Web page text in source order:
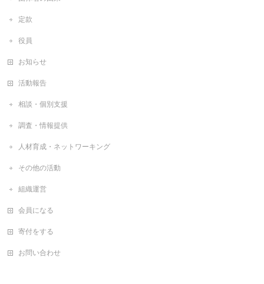
定款
役員
お知らせ
活動報告
相談・個別支援
調査・情報提供
人材育成・ネットワーキング
その他の活動
組織運営
会員になる
寄付をする
お問い合わせ